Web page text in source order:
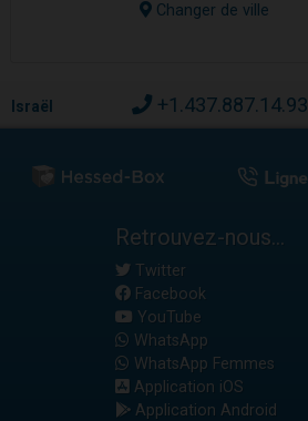
Changer de ville
Israël +1.437.887.14.93
Retrouvez-nous...
Twitter
Facebook
YouTube
WhatsApp
WhatsApp Femmes
Application iOS
Application Android